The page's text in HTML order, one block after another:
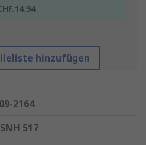
hinzufügen
2164
517